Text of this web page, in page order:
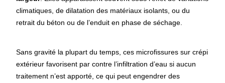
climatiques, de dilatation des matériaux isolants, ou du
retrait du béton ou de l’enduit en phase de séchage.
Sans gravité la plupart du temps, ces microfissures sur crépi
extérieur favorisent par contre l’infiltration d’eau si aucun
traitement n’est apporté, ce qui peut engendrer des